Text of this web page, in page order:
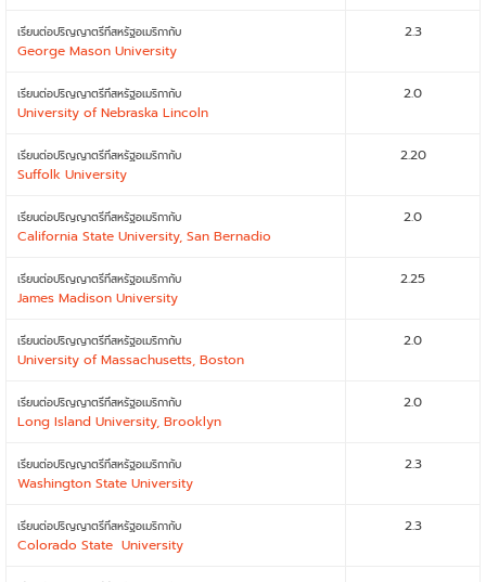
เรียนต่อปริญญาตรีที่สหรัฐอเมริกากับ
George Mason University
2.3
เรียนต่อปริญญาตรีที่สหรัฐอเมริกากับ
University of Nebraska Lincoln
2.0
เรียนต่อปริญญาตรีที่สหรัฐอเมริกากับ
Suffolk University
2.20
เรียนต่อปริญญาตรีที่สหรัฐอเมริกากับ
California State University, San Bernadio
2.0
เรียนต่อปริญญาตรีที่สหรัฐอเมริกากับ
James Madison University
2.25
เรียนต่อปริญญาตรีที่สหรัฐอเมริกากับ
University of Massachusetts, Boston
2.0
เรียนต่อปริญญาตรีที่สหรัฐอเมริกากับ
Long Island University, Brooklyn
2.0
เรียนต่อปริญญาตรีที่สหรัฐอเมริกากับ
Washington State University
2.3
เรียนต่อปริญญาตรีที่สหรัฐอเมริกากับ
Colorado State University
2.3